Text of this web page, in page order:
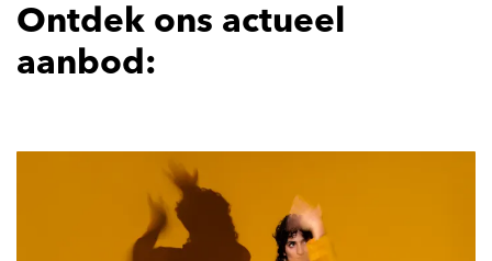
Ontdek ons actueel
aanbod: